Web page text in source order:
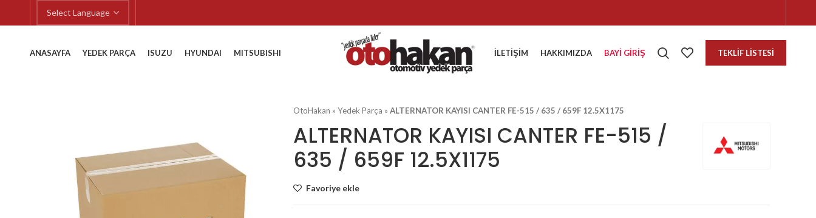
ANASAYFA YEDEK PARÇA ISUZU HYUNDAI MITSUBISHI İLETIŞIM HAKKIMIZDA BAYI GIRIŞ TEKLIF LISTESI
OtoHakan »Yedek Parça »ALTERNATOR KAYISI CANTER FE-515 / 635 / 659F 12.5X1175
ALTERNATOR KAYISI CANTER FE-515 /
635 / 659F 12.5X1175
Favoriye ekle